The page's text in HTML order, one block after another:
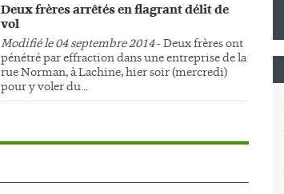
Deux frères arrêtés en flagrant délit de
vol
Modifié le 04 septembre 2014- Deux frères ont
pénétré par effraction dans une entreprise de la
rue Norman, à Lachine, hier soir (mercredi)
pour y voler du...